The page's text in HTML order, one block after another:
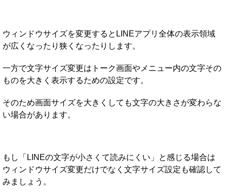
ウィンドウサイズを変更するとLINEアプリ全体の表示領域
が広くなったり狭くなったりします。
一方で文字サイズ変更はトーク画面やメニュー内の文字その
ものを大きく表示するための設定です。
そのため画面サイズを大きくしても文字の大きさが変わらな
い場合があります。
もし「LINEの文字が小さくて読みにくい」と感じる場合は
ウィンドウサイズ変更だけでなく文字サイズ設定も確認して
みましょう。